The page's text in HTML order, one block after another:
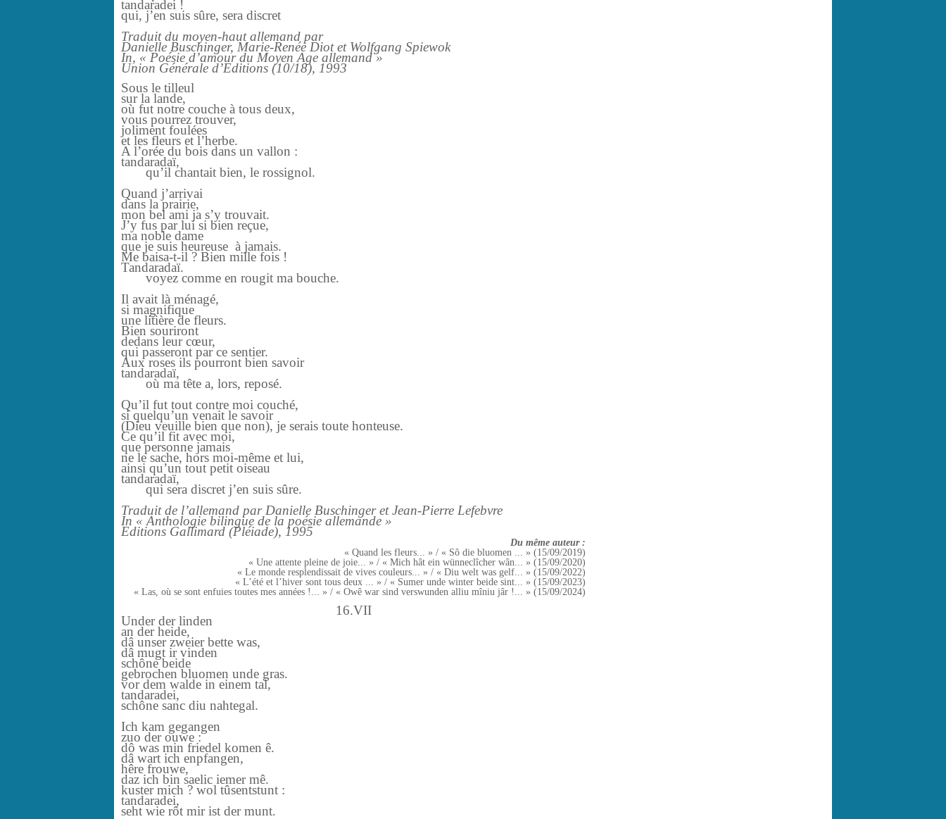
tandaradei !
qui, j’en suis sûre, sera discret
Traduit du moyen-haut allemand par
Danielle Buschinger, Marie-Renée Diot et Wolfgang Spiewok
In, « Poésie d’amour du Moyen Age allemand »
Union Générale d’Editions (10/18), 1993
Sous le tilleul
sur la lande,
où fut notre couche à tous deux,
vous pourrez trouver,
joliment foulées
et les fleurs et l’herbe.
A l’orée du bois dans un vallon :
tandaradaï,
qu’il chantait bien, le rossignol.
Quand j’arrivai
dans la prairie,
mon bel ami ja s’y trouvait.
J’y fus par lui si bien reçue,
ma noble dame
que je suis heureuse à jamais.
Me baisa-t-il ? Bien mille fois !
Tandaradaï.
voyez comme en rougit ma bouche.
Il avait là ménagé,
si magnifique
une litière de fleurs.
Bien souriront
dedans leur cœur,
qui passeront par ce sentier.
Aux roses ils pourront bien savoir
tandaradaï,
où ma tête a, lors, reposé.
Qu’il fut tout contre moi couché,
si quelqu’un venait le savoir
(Dieu veuille bien que non), je serais toute honteuse.
Ce qu’il fit avec moi,
que personne jamais
ne le sache, hors moi-même et lui,
ainsi qu’un tout petit oiseau
tandaradaï,
qui sera discret j’en suis sûre.
Traduit de l’allemand par Danielle Buschinger et Jean-Pierre Lefebvre
In « Anthologie bilingue de la poésie allemande »
Editions Gallimard (Pléiade), 1995
Du même auteur :
« Quand les fleurs... » / « Sô die bluomen ... » (15/09/2019)
« Une attente pleine de joie... » / « Mich hât ein wünneclîcher wân... » (15/09/2020)
« Le monde resplendissait de vives couleurs... » / « Diu welt was gelf... » (15/09/2022)
« L’été et l’hiver sont tous deux ... » / « Sumer unde winter beide sint... » (15/09/2023)
« Las, où se sont enfuies toutes mes années !... » / « Owê war sind verswunden alliu mîniu jâr !... » (15/09/2024)
16.VII
Under der linden
an der heide,
dâ unser zweier bette was,
dâ mugt ir vinden
schône beide
gebrochen bluomen unde gras.
vor dem walde in einem tal,
tandaradei,
schône sanc diu nahtegal.
Ich kam gegangen
zuo der ouwe :
dô was min friedel komen ê.
dâ wart ich enpfangen,
hêre frouwe,
daz ich bin saelic iemer mê.
kuster mich ? wol tûsentstunt :
tandaradei,
seht wie rôt mir ist der munt.